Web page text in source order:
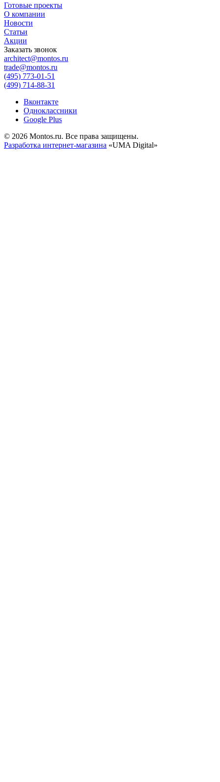
Готовые проекты
О компании
Новости
Статьи
Акции
Заказать звонок
architect@montos.ru
trade@montos.ru
(495) 773-01-51
(499) 714-88-31
Вконтакте
Одноклассники
Google Plus
© 2026 Montos.ru. Все права защищены.
Разработка интернет-магазина «UMA Digital»